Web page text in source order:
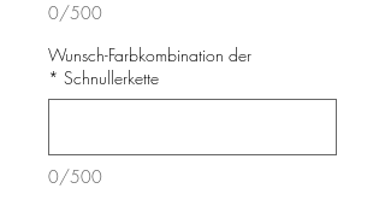
0/500
Wunsch-Farbkombination der
Schnullerkette
*
0/500